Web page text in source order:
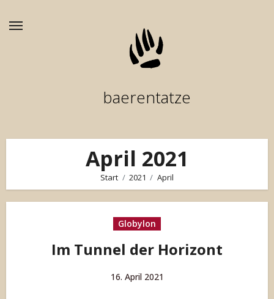
Inhalt
baerentatze
April 2021
Start 2021 April
Globylon
Im Tunnel der Horizont
16. April 2021